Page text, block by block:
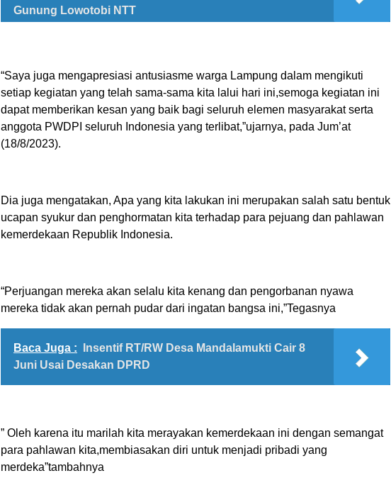
Gunung Lowotobi NTT
“Saya juga mengapresiasi antusiasme warga Lampung dalam mengikuti
setiap kegiatan yang telah sama-sama kita lalui hari ini,semoga kegiatan ini
dapat memberikan kesan yang baik bagi seluruh elemen masyarakat serta
anggota PWDPI seluruh Indonesia yang terlibat,”ujarnya, pada Jum’at
(18/8/2023).
Dia juga mengatakan, Apa yang kita lakukan ini merupakan salah satu bentuk
ucapan syukur dan penghormatan kita terhadap para pejuang dan pahlawan
kemerdekaan Republik Indonesia.
“Perjuangan mereka akan selalu kita kenang dan pengorbanan nyawa
mereka tidak akan pernah pudar dari ingatan bangsa ini,”Tegasnya
Baca Juga :
Insentif RT/RW Desa Mandalamukti Cair 8
Juni Usai Desakan DPRD
” Oleh karena itu marilah kita merayakan kemerdekaan ini dengan semangat
para pahlawan kita,membiasakan diri untuk menjadi pribadi yang
merdeka”tambahnya